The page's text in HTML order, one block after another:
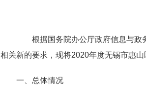
根据国务院办公厅政府信息与政务
相关新的要求，现将2020年度无锡市惠
一、总体情况